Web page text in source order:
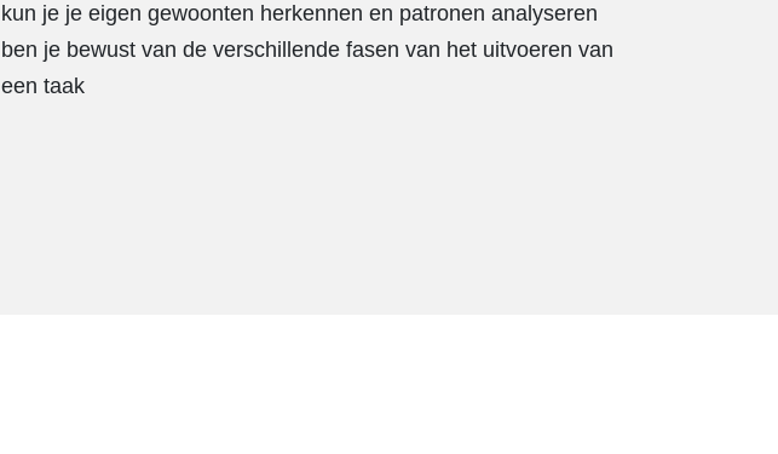
kun je je eigen gewoonten herkennen en patronen analyseren
ben je bewust van de verschillende fasen van het uitvoeren van
een taak